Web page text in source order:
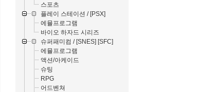
스포츠
플레이 스테이션 / [PSX]
에뮬프로그램
바이오 하자드 시리즈
슈퍼패미컴 / [SNES] [SFC]
에뮬프로그램
액션/아케이드
슈팅
RPG
어드벤쳐